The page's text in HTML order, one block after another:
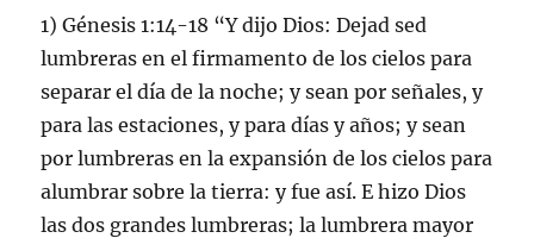
1) Génesis 1:14-18 “Y dijo Dios: Dejad sed
lumbreras en el firmamento de los cielos para
separar el día de la noche; y sean por señales, y
para las estaciones, y para días y años; y sean
por lumbreras en la expansión de los cielos para
alumbrar sobre la tierra: y fue así. E hizo Dios
las dos grandes lumbreras; la lumbrera mayor